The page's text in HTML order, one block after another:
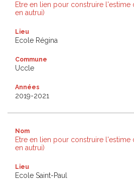
Etre en lien pour construire l'estime
en autrui)
Lieu
Ecole Régina
Commune
Uccle
Années
2019-2021
Nom
Etre en lien pour construire l'estime
en autrui)
Lieu
Ecole Saint-Paul